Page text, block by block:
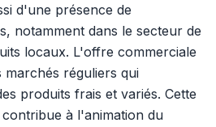
d'une présence de
notamment dans le secteur de
locaux. L'offre commerciale
marchés réguliers qui
produits frais et variés. Cette
à l'animation du